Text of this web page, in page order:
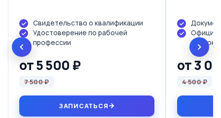
Свидетельство о квалификации
Удостоверение по рабочей
профессии
от 5 500 ₽
7 500 ₽
ЗАПИСАТЬСЯ
от 3
4 500 ₽